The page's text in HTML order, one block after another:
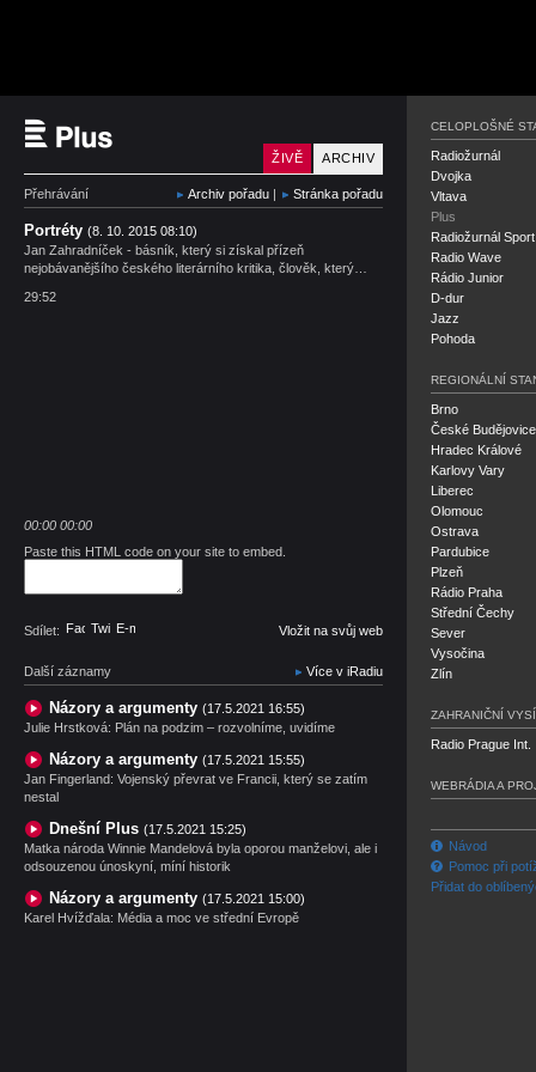
ARCHIV
ŽIVĚ
Přehrávání Archiv pořadu | Stránka pořadu
Portréty (8. 10. 2015 08:10)
Jan Zahradníček - básník, který si získal přízeň
nejobávanějšího českého literárního kritika, člověk, který…
29:52
00:00 00:00
Paste this HTML code on your site to embed.
Sdílet: Facebook
TwitterE-mail Vložit na svůj web
Další záznamy Více v iRadiu
Názory a argumenty (17.5.2021 16:55)
Julie Hrstková: Plán na podzim – rozvolníme, uvidíme
Názory a argumenty (17.5.2021 15:55)
Jan Fingerland: Vojenský převrat ve Francii, který se zatím
nestal
Dnešní Plus (17.5.2021 15:25)
Matka národa Winnie Mandelová byla oporou manželovi, ale i
odsouzenou únoskyní, míní historik
Názory a argumenty (17.5.2021 15:00)
Karel Hvížďala: Média a moc ve střední Evropě
CELOPLOŠNÉ
Radiožurnál
Dvojka
Vltava
Plus
Radiožurnál Sport
Radio Wave
Rádio Junior
D-dur
Jazz
Pohoda
REGIONÁLNÍ
Brno
České Budějovice
Hradec Králové
Karlovy Vary
Liberec
Olomouc
Ostrava
Pardubice
Plzeň
Rádio Praha
Střední Čechy
Sever
Vysočina
Zlín
ZAHRANIČNÍ
Radio Prague Int.
WEBRÁDIA A
Návod
Pomoc při
Přidat do